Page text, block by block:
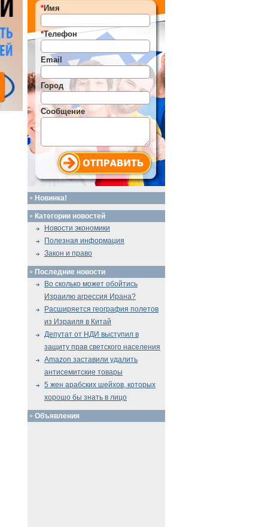
*Имя
*Телефон
Email
Город
Сообщение
Новинка!
Категории новостей
Новости экономики
Полезная информация
Закон и право
Последние новости
Во сколько может обойтись
Израилю агрессия Ирана?
Расширяется география полетов
из Израиля в Китай
Депутат от НДИ выступил в
защиту прав светского населения
Amazon заставили удалить
антисемитские товары
5 жен арабских шейхов, которых
хорошо бы знать в лицо
Объявления